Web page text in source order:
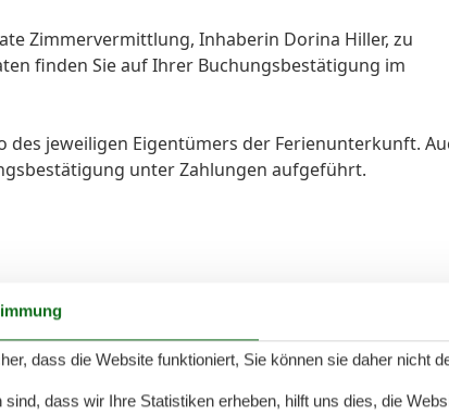
Zimmervermittlung, Inhaberin Dorina Hiller, zu
finden Sie auf Ihrer Buchungsbestätigung im
des jeweiligen Eigentümers der Ferienunterkunft.
unter Zahlungen aufgeführt.
eine wunderschöne Umgebung und entspanntes
dass die Website funktioniert, Sie können sie daher nicht
dass wir Ihre Statistiken erheben, hilft uns dies, die